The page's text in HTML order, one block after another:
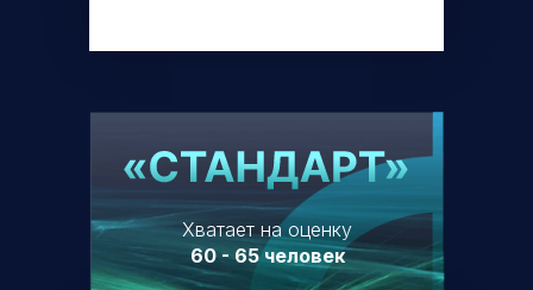
Хватает на оценку
60 - 65 человек